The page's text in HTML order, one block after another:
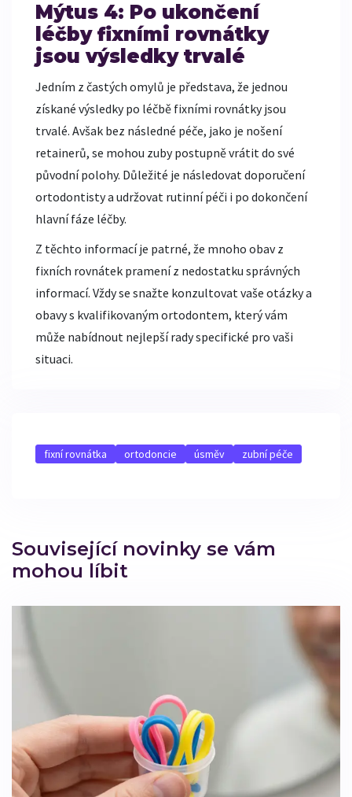
Mýtus 4: Po ukončení
léčby fixními rovnátky
jsou výsledky trvalé
Jedním z častých omylů je představa, že jednou
získané výsledky po léčbě fixními rovnátky jsou
trvalé. Avšak bez následné péče, jako je nošení
retainerů, se mohou zuby postupně vrátit do své
původní polohy. Důležité je následovat doporučení
ortodontisty a udržovat rutinní péči i po dokončení
hlavní fáze léčby.
Z těchto informací je patrné, že mnoho obav z
fixních rovnátek pramení z nedostatku správných
informací. Vždy se snažte konzultovat vaše otázky a
obavy s kvalifikovaným ortodontem, který vám
může nabídnout nejlepší rady specifické pro vaši
situaci.
fixní rovnátka ortodoncie úsměv zubní péče
Související novinky se vám
mohou líbit